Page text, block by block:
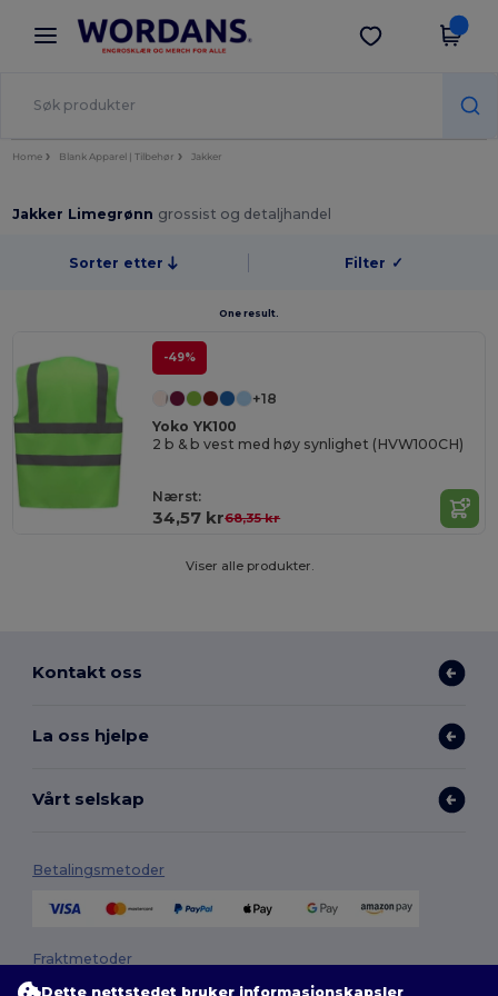
× Wordans-app
Bedre priser i appen!
Last ned app
Home Blank Apparel | Tilbehør Jakker
Jakker Limegrønn grossist og detaljhandel
Sorter etter Filter ✓
One result.
-49%
+18
Yoko YK100
2 b & b vest med høy synlighet (HVW100CH)
Nærst:
34,57 kr68,35 kr
Viser alle produkter.
Kontakt oss
La oss hjelpe
Vårt selskap
Betalingsmetoder
Fraktmetoder
Dette nettstedet bruker informasjonskapsler